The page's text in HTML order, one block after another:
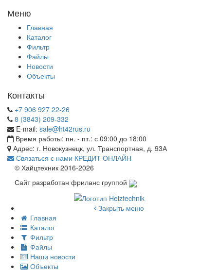
Меню
Главная
Каталог
Фильтр
Файлы
Новости
Объекты
Контакты
+7 906 927 22-26
8 (3843) 209-332
E-mail: sale@ht42rus.ru
Время работы: пн. - пт.: с 09:00 до 18:00
Адрес: г. Новокузнецк, ул. Транспортная, д. 93А
Связаться с нами КРЕДИТ ОНЛАЙН
© Хайцтехник 2016-2026
Сайт разработан фриланс группой
Закрыть меню
Главная
Каталог
Фильтр
Файлы
Наши новости
Объекты